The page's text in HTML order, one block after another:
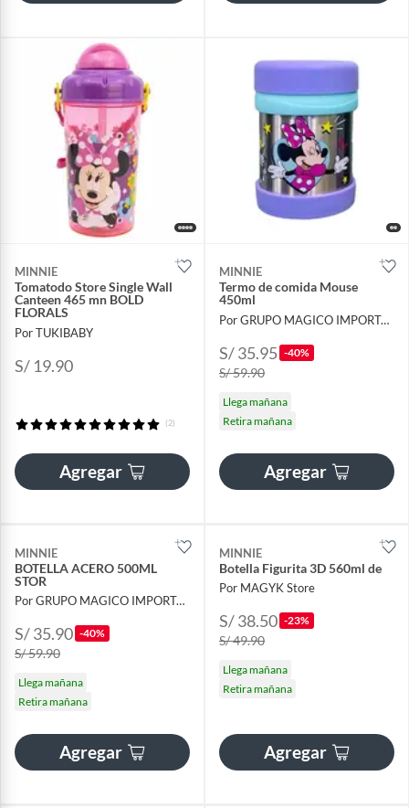
MINNIE
Tomatodo Store Single Wall
Canteen 465 mn BOLD
FLORALS
Por TUKIBABY
S/ 19.90
(2)
Agregar
MINNIE
Termo de comida Mouse
450ml
Por GRUPO MAGICO IMPORTACIONES
S/ 35.95 -40%
S/ 59.90
Llega mañana
Retira mañana
Agregar
MINNIE
BOTELLA ACERO 500ML
STOR
Por GRUPO MAGICO IMPORTACIONES
S/ 35.90 -40%
S/ 59.90
Llega mañana
Retira mañana
Agregar
MINNIE
Botella Figurita 3D 560ml de
Por MAGYK Store
S/ 38.50 -23%
S/ 49.90
Llega mañana
Retira mañana
Agregar